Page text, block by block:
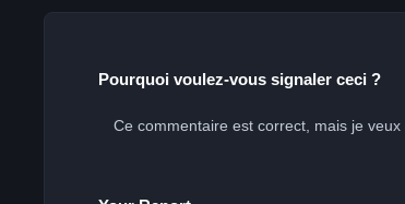
Pourquoi voulez-vous signaler ceci ?